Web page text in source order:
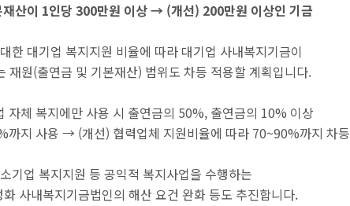
산이 1인당 300만원 이상 → (개선) 200만원 이상인 기금
한 대기업 복지지원 비율에 따라 대기업 사내복지기금이
재원(출연금 및 기본재산) 범위도 차등 적용할 계획입니다.
자체 복지에만 사용 시 출연금의 50%, 출연금의 10% 이상
까지 사용 → (개선) 협력업체 지원비율에 따라 70~90%까지 차등
기업 복지지원 등 공익적 복지사업을 수행하는
사내복지기금법인의 해산 요건 완화 등도 추진합니다.